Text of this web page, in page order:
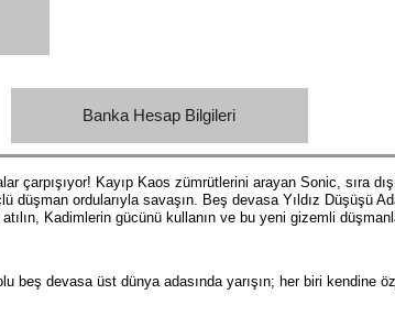
Banka Hesap Bilgileri
çarpışıyor! Kayıp Kaos zümrütlerini arayan Sonic, sıra
ordularıyla savaşın. Beş devasa Yıldız Düşüşü
Kadimlerin gücünü kullanın ve bu yeni gizemli
beş devasa üst dünya adasında yarışın; her biri